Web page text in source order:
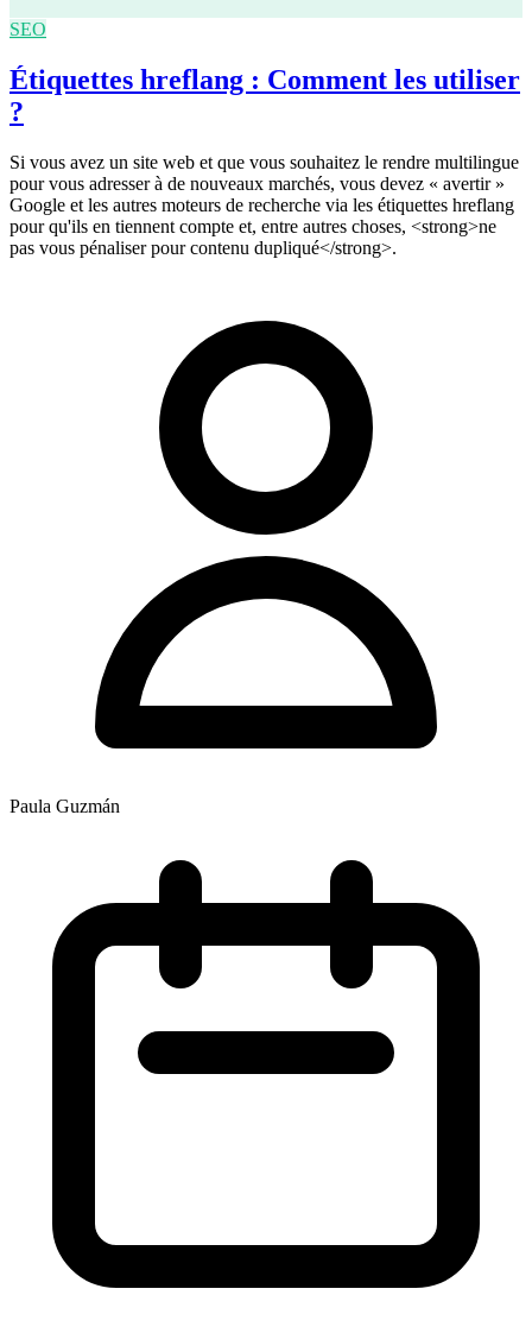
SEO
Étiquettes hreflang : Comment les utiliser
?
Si vous avez un site web et que vous souhaitez le rendre multilingue
pour vous adresser à de nouveaux marchés, vous devez « avertir »
Google et les autres moteurs de recherche via les étiquettes hreflang
pour qu'ils en tiennent compte et, entre autres choses, <strong>ne
pas vous pénaliser pour contenu dupliqué</strong>.
Paula Guzmán